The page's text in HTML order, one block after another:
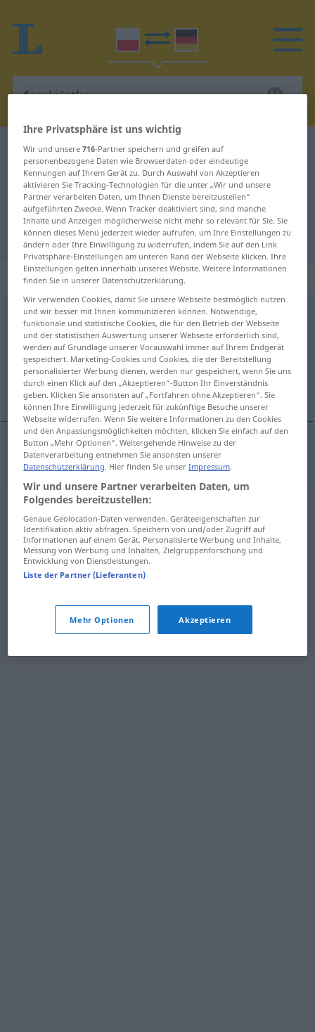
Polnisch-Deutsch Wörterbuch feministka
Polnisch-Deutsch Übersetzung für
"feministka"
"feministka" Deutsch Übersetzung
„feministka“: rodzaj żeński
feministkaf <-i;gen-tek>
Übersicht aller Übersetzungen
(Für mehr Details die Übersetzung anklicken/antippen)
Feministin
Feministinf feministka
Ihre Privatsphäre ist uns wichtig
Wir und unsere716-Partner speichern und greifen auf
personenbezogene Daten wie Browserdaten oder eindeutige
Kennungen auf Ihrem Gerät zu. Durch Auswahl von Akzeptieren
aktivieren Sie Tracking-Technologien für die unter „Wir und unsere
Partner verarbeiten Daten, um Ihnen Dienste bereitzustellen“
aufgeführten Zwecke. Wenn Tracker deaktiviert sind, sind manche
Inhalte und Anzeigen möglicherweise nicht mehr so relevant für Sie. Sie
können dieses Menü jederzeit wieder aufrufen, um Ihre Einstellungen zu
ändern oder Ihre Einwilligung zu widerrufen, indem Sie auf den Link
Privatsphäre-Einstellungen am unteren Rand der Webseite klicken. Ihre
Einstellungen gelten innerhalb unseres Website. Weitere Informationen
finden Sie in unserer Datenschutzerklärung.
Wir verwenden Cookies, damit Sie unsere Webseite bestmöglich nutzen
und wir besser mit Ihnen kommunizieren können. Notwendige,
funktionale und statistische Cookies, die für den Betrieb der Webseite
und der statistischen Auswertung unserer Webseite erforderlich sind,
werden auf Grundlage unserer Vorauswahl immer auf Ihrem Endgerät
gespeichert. Marketing-Cookies und Cookies, die der Bereitstellung
personalisierter Werbung dienen, werden nur gespeichert, wenn Sie uns
durch einen Klick auf den „Akzeptieren“-Button Ihr Einverständnis
geben. Klicken Sie ansonsten auf „Fortfahren ohne Akzeptieren“. Sie
können Ihre Einwilligung jederzeit für zukünftige Besuche unserer
Webseite widerrufen. Wenn Sie weitere Informationen zu den Cookies
und den Anpassungsmöglichkeiten möchten, klicken Sie einfach auf den
Button „Mehr Optionen“. Weitergehende Hinweise zu der
Datenverarbeitung entnehmen Sie ansonsten unserer
Datenschutzerklärung. Hier finden Sie unserImpressum.
Wir und unsere Partner verarbeiten Daten, um
Folgendes bereitzustellen:
Genaue Geolocation-Daten verwenden. Geräteeigenschaften zur
Identifikation aktiv abfragen. Speichern von und/oder Zugriff auf
Informationen auf einem Gerät. Personalisierte Werbung und Inhalte,
Messung von Werbung und Inhalten, Zielgruppenforschung und
Entwicklung von Dienstleistungen.
Liste der Partner (Lieferanten)
Mehr Optionen Akzeptieren